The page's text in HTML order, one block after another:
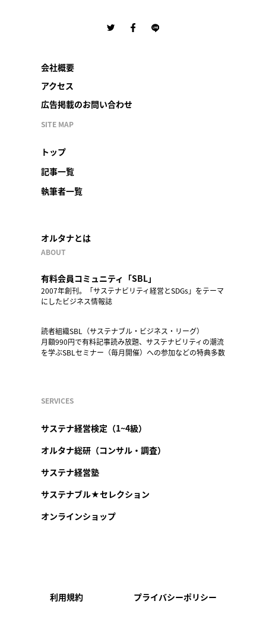
会社概要
アクセス
広告掲載のお問い合わせ
SITE MAP
トップ
記事一覧
執筆者一覧
オルタナとは
ABOUT
有料会員コミュニティ「SBL」
2007年創刊。「サステナビリティ経営とSDGs」をテーマ
にしたビジネス情報誌
読者組織SBL（サステナブル・ビジネス・リーグ）
月額990円で有料記事読み放題、サステナビリティの潮流
を学ぶSBLセミナー（毎月開催）への参加などの特典多数
SERVICES
サステナ経営検定（1~4級）
オルタナ総研（コンサル・調査）
サステナ経営塾
サステナブル★セレクション
オンラインショップ
利用規約 プライバシーポリシー